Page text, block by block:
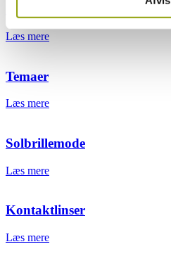
Læs mere
Temaer
Læs mere
Solbrillemode
Læs mere
Kontaktlinser
Læs mere